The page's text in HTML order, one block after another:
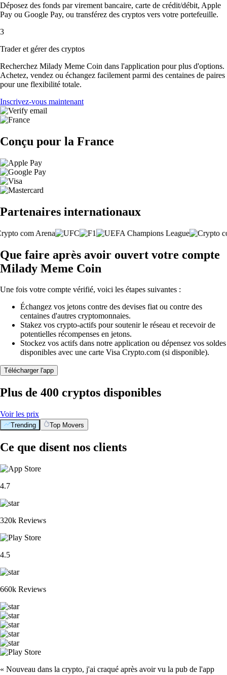
Déposez des fonds par virement bancaire, carte de crédit/débit, Apple
Pay ou Google Pay, ou transférez des cryptos vers votre portefeuille.
3
Trader et gérer des cryptos
Recherchez Milady Meme Coin dans l'application pour plus d'options.
Achetez, vendez ou échangez facilement parmi des centaines de paires
pour une flexibilité totale.
Inscrivez-vous maintenant
Conçu pour la France
Partenaires internationaux
Que faire après avoir ouvert votre compte
Milady Meme Coin
Une fois votre compte vérifié, voici les étapes suivantes :
Échangez vos jetons contre des devises fiat ou contre des
centaines d'autres cryptomonnaies.
Stakez vos crypto-actifs pour soutenir le réseau et recevoir de
potentielles récompenses en jetons.
Stockez vos actifs dans notre application ou dépensez vos soldes
disponibles avec une carte Visa Crypto.com (si disponible).
Télécharger l'app
Plus de 400 cryptos disponibles
Voir les prix
Trending Top Movers
Ce que disent nos clients
4.7
320k Reviews
4.5
660k Reviews
« Nouveau dans la crypto, j'ai craqué après avoir vu la pub de l'app